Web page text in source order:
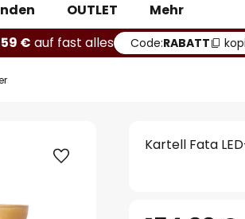
OUTLET
Mehr
€ auf fast alles Code:RABATT
Kartell Fata